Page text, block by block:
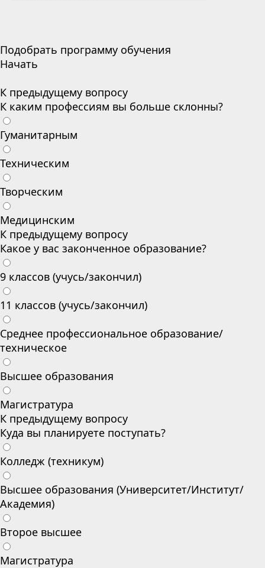
Подобрать программу обучения
Начать
К предыдущему вопросу
К каким профессиям вы больше склонны?
Гуманитарным
Техническим
Творческим
Медицинским
К предыдущему вопросу
Какое у вас законченное образование?
9 классов (учусь/закончил)
11 классов (учусь/закончил)
Среднее профессиональное образование/
техническое
Высшее образования
Магистратура
К предыдущему вопросу
Куда вы планируете поступать?
Колледж (техникум)
Высшее образования (Университет/Институт/
Академия)
Второе высшее
Магистратура